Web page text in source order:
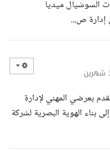
ميديا
إدارة ص...
شهرين
بعرضي المهني لإدارة
بناء الهوية البصرية لشركة